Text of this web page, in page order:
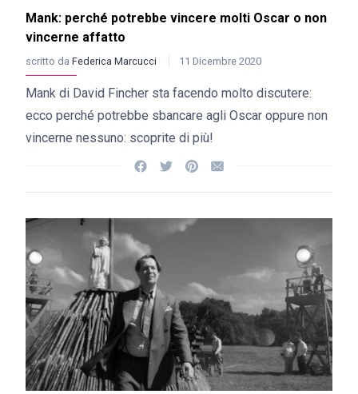
Mank: perché potrebbe vincere molti Oscar o non
vincerne affatto
scritto da Federica Marcucci 11 Dicembre 2020
Mank di David Fincher sta facendo molto discutere:
ecco perché potrebbe sbancare agli Oscar oppure non
vincerne nessuno: scoprite di più!